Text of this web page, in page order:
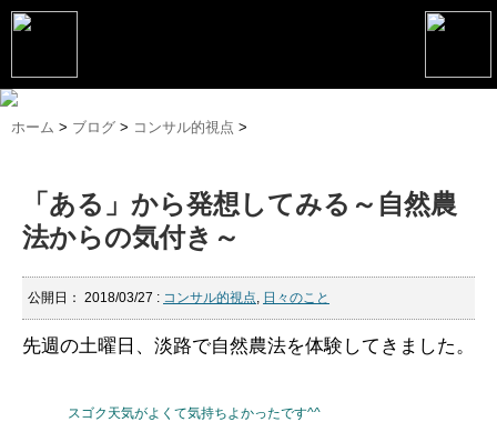
トップページ
松野恵介のブログ
会社概要
スケジュール
講演・セミナー
ホーム > ブログ > コンサル的視点 >
「ある」から発想してみる～自然農
法からの気付き～
公開日： 2018/03/27 : コンサル的視点, 日々のこと
先週の土曜日、淡路で自然農法を体験してきました。
スゴク天気がよくて気持ちよかったです^^